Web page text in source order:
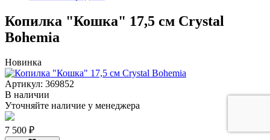
Копилка "Кошка" 17,5 см Crystal
Bohemia
Новинка
Артикул: 369852
В наличии
Уточняйте наличие у менеджера
7 500 ₽